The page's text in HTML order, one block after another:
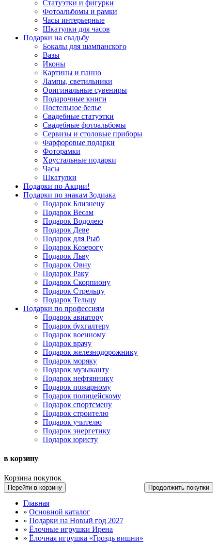
Статуэтки и фигурки
Фотоальбомы и рамки
Часы интерьерные
Шкатулки для часов
Подарки на свадьбу
Бокалы для шампанского
Вазы
Иконы
Картины и панно
Лампы, светильники
Оригинальные сувениры
Подарочные книги
Постельное белье
Свадебные статуэтки
Свадебные фотоальбомы
Сервизы и столовые приборы
Фарфоровые подарки
Фоторамки
Хрустальные подарки
Часы
Шкатулки
Подарки по Акции!
Подарки по знакам Зодиака
Подарок Близнецу
Подарок Весам
Подарок Водолею
Подарок Деве
Подарок для Рыб
Подарок Козерогу
Подарок Льву
Подарок Овну
Подарок Раку
Подарок Скорпиону
Подарок Стрельцу
Подарок Тельцу
Подарки по профессиям
Подарок авиатору
Подарок бухгалтеру
Подарок военному
Подарок врачу
Подарок железнодорожнику
Подарок моряку
Подарок музыканту
Подарок нефтяннику
Подарок пожарному
Подарок полицейскому
Подарок спортсмену
Подарок строителю
Подарок учителю
Подарок энергетику
Подарок юристу
в корзину
Корзина покупок
Перейти в корзину Продолжить покупки
Главная
» Основной каталог
» Подарки на Новый год 2027
» Ёлочные игрушки Ирена
» Ёлочная игрушка «Гроздь вишни»